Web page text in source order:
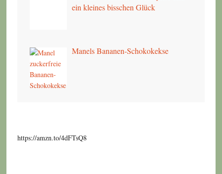
ein kleines bisschen Glück
Manels Bananen-Schokokekse
https://amzn.to/4dFTsQ8